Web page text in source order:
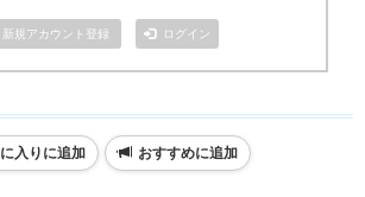
新規アカウント登録 ログイン
入りに追加 おすすめに追加